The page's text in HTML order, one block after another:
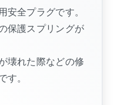
安全プラグです。
保護スプリングが
壊れた際などの修
す。